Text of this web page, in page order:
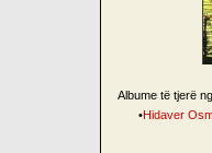
Albume të tjerë
•Hidaver